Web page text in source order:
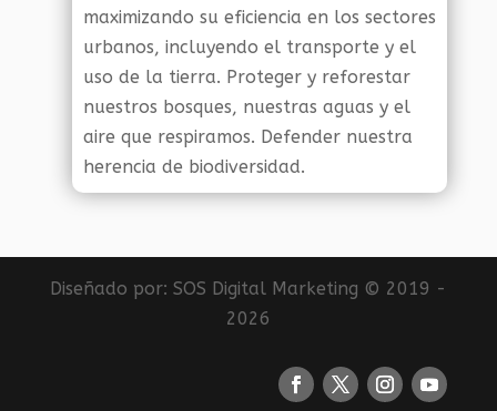
maximizando su eficiencia en los sectores
urbanos, incluyendo el transporte y el
uso de la tierra. Proteger y reforestar
nuestros bosques, nuestras aguas y el
aire que respiramos. Defender nuestra
herencia de biodiversidad.
Diseñado por:SOS Digital Marketing © 2019 -
2026